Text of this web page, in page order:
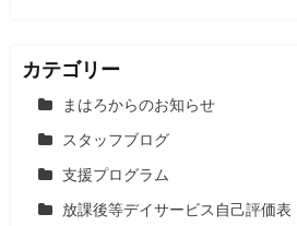
カテゴリー
まはろからのお知らせ
スタッフブログ
支援プログラム
放課後等デイサービス自己評価表